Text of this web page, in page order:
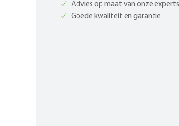
Advies op maat van onze experts
Goede kwaliteit en garantie